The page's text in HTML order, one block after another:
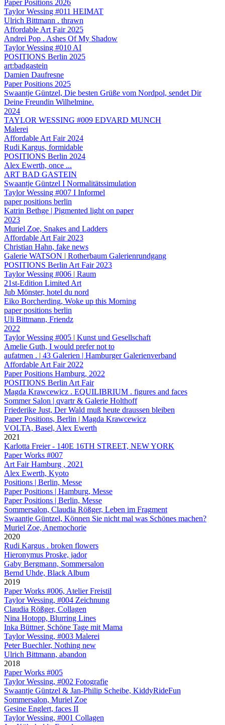
Paper Positions 2026
Taylor Wessing #011 HEIMAT
Ulrich Bittmann . thrawn
Affordable Art Fair 2025
Andrei Pop . Ashes Of My Shadow
Taylor Wessing #010 AI
POSITIONS Berlin 2025
art:badgastein
Damien Daufresne
Paper Positions 2025
Swaantje Güntzel, Die besten Grüße vom Nordpol, sendet Dir
Deine Freundin Wilhelmine.
2024
TAYLOR WESSING #009 EDVARD MUNCH
Malerei
Affordable Art Fair 2024
Rudi Kargus, formidable
POSITIONS Berlin 2024
Alex Ewerth, once ...
ART BAD GASTEIN
Swaantje Güntzel I Normalitätssimulation
Taylor Wessing #007 I Informel
paper positions berlin
Katrin Bethge | Pigmented light on paper
2023
Muriel Zoe, Snakes and Ladders
Affordable Art Fair 2023
Christian Hahn, fake news
Galerie WATSON | Rotherbaum Galerienrundgang
POSITIONS Berlin Art Fair 2023
Taylor Wessing #006 | Raum
21st-Edition Limited Art
Jub Mönster, hotel du nord
Eiko Borcherding, Woke up this Morning
paper positions berlin
Uli Bittmann, Friendz
2022
Taylor Wessing #005 | Kunst und Gesellschaft
Amelie Guth, I would prefer not to
aufatmen . | 43 Galerien | Hamburger Galerienverband
Affordable Art Fair 2022
Paper Positions Hamburg, 2022
POSITIONS Berlin Art Fair
Magda Krawcewicz . EQUILIBRIUM . figures and faces
Sommer Salon | qvartr & Galerie Holthoff
Friederike Just, Der Wald muß heute draussen bleiben
Paper Positions, Berlin | Magda Krawcewicz
VOLTA, Basel, Alex Ewerth
2021
Karlotta Freier - 140E 16TH STREET, NEW YORK
Paper Works #007
Art Fair Hamburg , 2021
Alex Ewerth, Kyoto
Positions | Berlin, Messe
Paper Positions | Hamburg, Messe
Paper Positions | Berlin, Messe
Sommersalon, Claudia Rößger, Leben im Fragment
Swaantje Güntzel, Können Sie nicht mal was Schönes machen?
Muriel Zoe, Anemochorie
2020
Rudi Kargus . broken flowers
Hieronymus Proske, jador
Gaby Bergmann, Sommersalon
Bernd Uhde, Black Album
2019
Paper Works #006, Atelier Freistil
Taylor Wessing, #004 Zeichnung
Claudia Rößger, Collagen
Nina Hotopp, Blurring Lines
Inka Büttner, Schöne Tage mit Mama
Taylor Wessing, #003 Malerei
Peter Buechler, Nothing new
Ulrich Bittmann, abandon
2018
Paper Works #005
Taylor Wessing, #002 Fotografie
Swaantje Güntzel & Jan-Philip Scheibe, KiddyRideFun
Sommersalon, Muriel Zoe
Gesine Englert, faces II
Taylor Wessing, #001 Collagen